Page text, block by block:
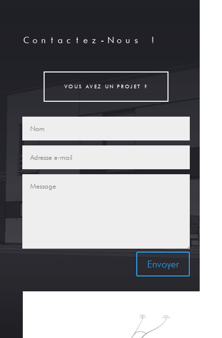
Contactez-Nous !
VOUS AVEZ UN PROJET ?
Envoyer